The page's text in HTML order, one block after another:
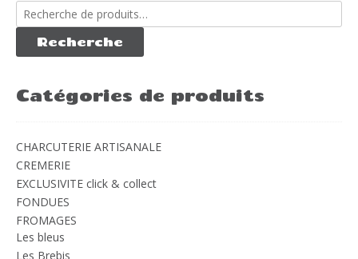
Recherche
pour :
Recherche
Catégories de produits
CHARCUTERIE ARTISANALE
CREMERIE
EXCLUSIVITE click & collect
FONDUES
FROMAGES
Les bleus
Les Brebis